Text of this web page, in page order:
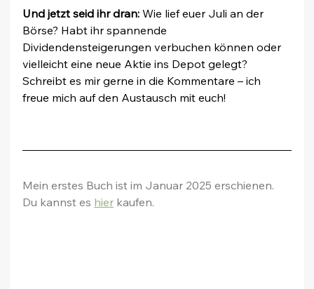
Und jetzt seid ihr dran: Wie lief euer Juli an der
Börse? Habt ihr spannende
Dividendensteigerungen verbuchen können oder
vielleicht eine neue Aktie ins Depot gelegt?
Schreibt es mir gerne in die Kommentare – ich
freue mich auf den Austausch mit euch!
Mein erstes Buch ist im Januar 2025 erschienen.
Du kannst es hier kaufen.